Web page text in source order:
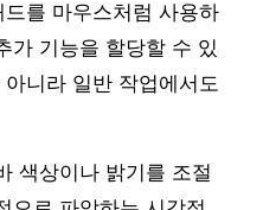
를 마우스처럼 사용하
가 기능을 할당할 수 있
니라 일반 작업에서도
색상이나 밝기를 조절